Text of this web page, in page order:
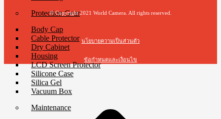
Protection Gear
Body Cap
Cable Protector
Dry Cabinet
Housing
LCD Screen Protector
Silicone Case
Silica Gel
Vacuum Box
Maintenance
© Copyright 2021 World Camera. All rights reserved.
นโยบายความเป็นส่วนตัว
ข้อกำหนดและเงื่อนไข